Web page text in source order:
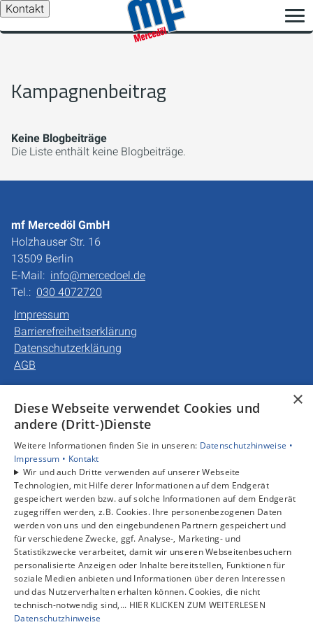
Kontakt
Kampagnenbeitrag
Keine Blogbeiträge
Die Liste enthält keine Blogbeiträge.
mf Mercedöl GmbH
Holzhauser Str. 16
13509 Berlin
E-Mail: info@mercedoel.de
Tel.: 030 4072720
Impressum
Barrierefreiheitserklärung
Datenschutzerklärung
AGB
Privatkunden
Gewerbekunden
Karriere
Unternehmen
Kontakt
×
Diese Webseite verwendet Cookies und
andere (Dritt-)Dienste
Weitere Informationen finden Sie in unseren: Datenschutzhinweise •
Impressum • Kontakt
Wir und auch Dritte verwenden auf unserer Webseite
Technologien, mit Hilfe derer Informationen auf dem Endgerät
gespeichert werden bzw. auf solche Informationen auf dem Endgerät
zugegriffen werden, z.B. Cookies. Ihre personenbezogenen Daten
werden von uns und den eingebundenen Partnern gespeichert und
für verschiedene Zwecke, ggf. Analyse-, Marketing- und
Statistikzwecke verarbeitet, damit wir unseren Webseitenbesuchern
personalisierte Anzeigen oder Inhalte bereitstellen, Funktionen für
soziale Medien anbieten und Informationen über deren Interessen
und das Nutzerverhalten erhalten können. Cookies, die nicht
technisch-notwendig sind,... HIER KLICKEN ZUM WEITERLESEN
Datenschutzhinweise